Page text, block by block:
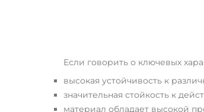
Если говорить о ключевых
высокая устойчивость к
значительная стойкость к
материал обладает высокой